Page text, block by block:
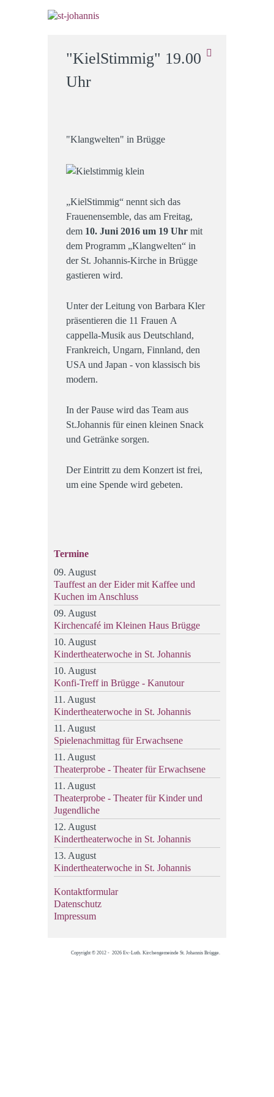
"KielStimmig" 19.00
Uhr
"Klangwelten" in Brügge
„KielStimmig“ nennt sich das
Frauenensemble, das am Freitag,
dem 10. Juni 2016 um 19 Uhr mit
dem Programm „Klangwelten“ in
der St. Johannis-Kirche in Brügge
gastieren wird.
Unter der Leitung von Barbara Kler
präsentieren die 11 Frauen A
cappella-Musik aus Deutschland,
Frankreich, Ungarn, Finnland, den
USA und Japan - von klassisch bis
modern.
In der Pause wird das Team aus
St.Johannis für einen kleinen Snack
und Getränke sorgen.
Der Eintritt zu dem Konzert ist frei,
um eine Spende wird gebeten.
Termine
09. August
Tauffest an der Eider mit Kaffee und
Kuchen im Anschluss
09. August
Kirchencafé im Kleinen Haus Brügge
10. August
Kindertheaterwoche in St. Johannis
10. August
Konfi-Treff in Brügge - Kanutour
11. August
Kindertheaterwoche in St. Johannis
11. August
Spielenachmittag für Erwachsene
11. August
Theaterprobe - Theater für Erwachsene
11. August
Theaterprobe - Theater für Kinder und
Jugendliche
12. August
Kindertheaterwoche in St. Johannis
13. August
Kindertheaterwoche in St. Johannis
Kontaktformular
Datenschutz
Impressum
Copyright © 2012 - 2026 Ev.-Luth. Kirchengemeinde St. Johannis Brügge.